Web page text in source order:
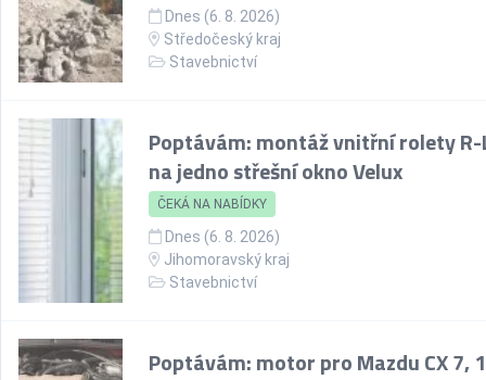
Dnes (6. 8. 2026)
Středočeský kraj
Stavebnictví
Poptávám: montáž vnitřní rolety R-
na jedno střešní okno Velux
ČEKÁ NA NABÍDKY
Dnes (6. 8. 2026)
Jihomoravský kraj
Stavebnictví
Poptávám: motor pro Mazdu CX 7,